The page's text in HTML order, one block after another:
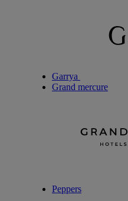
Garrya
Grand mercure
Peppers